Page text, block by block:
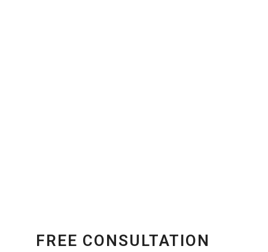
FREE CONSULTATION